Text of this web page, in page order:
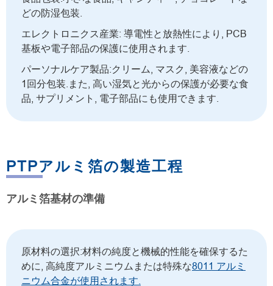
どの防湿包装.
エレクトロニクス産業: 導電性と放熱性により, PCB
基板や電子部品の保護に使用されます.
パーソナルケア製品:クリーム, マスク, 美容液などの
1回分包装.また, 高い湿気と光からの保護が必要な食
品, サプリメント, 電子部品にも使用できます.
PTPアルミ箔の製造工程
アルミ箔基材の準備
原材料の選択:材料の純度と機械的性能を確保するた
めに, 高純度アルミニウムまたは特殊な8011 アルミ
ニウム合金が使用されます.